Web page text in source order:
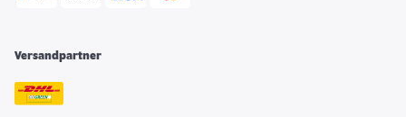
Versandpartner